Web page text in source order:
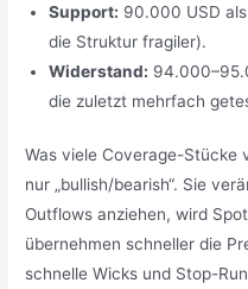
Support: 90.000 USD
die Struktur fragiler).
Widerstand:
die zuletzt mehrfach
Was viele Coverage-Stücke
nur „bullish/bearish“. Sie
Outflows anziehen, wird
übernehmen schneller die
schnelle Wicks und Stop-